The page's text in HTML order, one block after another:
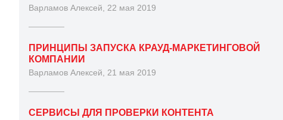
Варламов Алексей, 22 мая 2019
ПРИНЦИПЫ ЗАПУСКА КРАУД-МАРКЕТИНГОВОЙ
КОМПАНИИ
Варламов Алексей, 21 мая 2019
СЕРВИСЫ ДЛЯ ПРОВЕРКИ КОНТЕНТА